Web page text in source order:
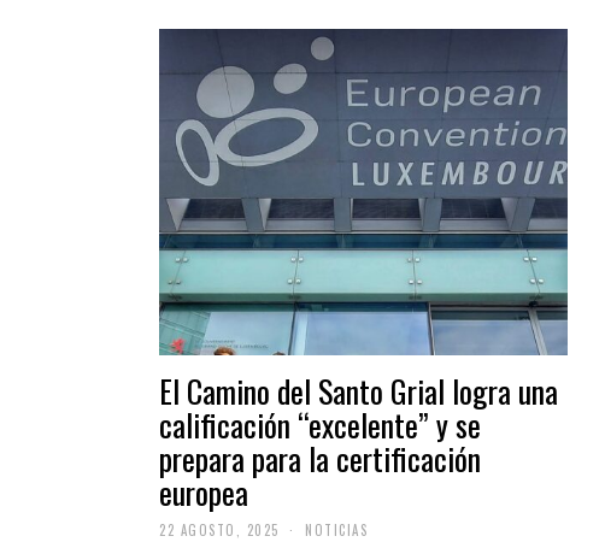
El Camino del Santo Grial logra una
calificación “excelente” y se
prepara para la certificación
europea
22 AGOSTO, 2025 NOTICIAS